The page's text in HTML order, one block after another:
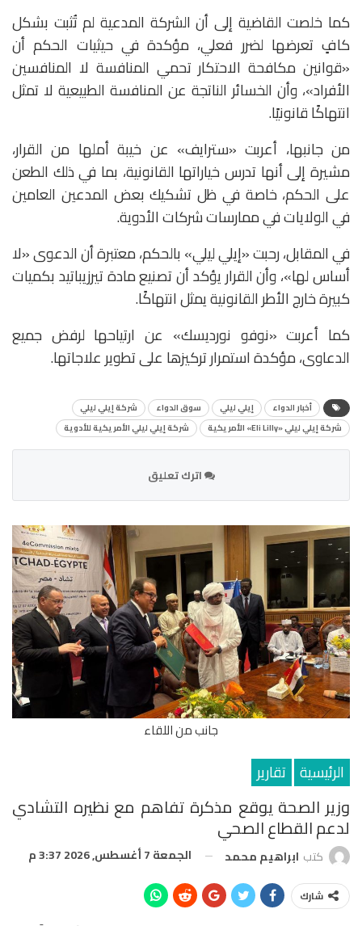
كما خلصت القاضية إلى أن الشركة المدعية لم تُثبت بشكل
كافٍ تعرضها لضرر فعلي، مؤكدة في حيثيات الحكم أن
«قوانين مكافحة الاحتكار تحمي المنافسة لا المنافسين
الأفراد»، وأن الخسائر الناتجة عن المنافسة الطبيعية لا تمثل
انتهاكًا قانونيًا.
من جانبها، أعربت «سترايف» عن خيبة أملها من القرار،
مشيرة إلى أنها تدرس خياراتها القانونية، بما في ذلك الطعن
على الحكم، خاصة في ظل تشكيك بعض المدعين العامين
في الولايات في ممارسات شركات الأدوية.
في المقابل، رحبت «إيلي ليلي» بالحكم، معتبرة أن الدعوى «لا
أساس لها»، وأن القرار يؤكد أن تصنيع مادة تيرزيباتيد بكميات
كبيرة خارج الأطر القانونية يمثل انتهاكًا.
كما أعربت «نوفو نورديسك» عن ارتياحها لرفض جميع
الدعاوى، مؤكدة استمرار تركيزها على تطوير علاجاتها.
أخبار الدواء إيلي ليلي سوق الدواء
شركة إيلي ليلي
شركة إيلي ليلي «Eli Lilly» الأمريكية
شركة إيلي ليلي الأمريكية للأدوية
اترك تعليق
جانب من اللقاء
الرئيسية تقارير
وزير الصحة يوقع مذكرة تفاهم مع نظيره التشادي
لدعم القطاع الصحي
كتب ابراهيم محمد الجمعة 7 أغسطس, 2026 3:37 م
شارك